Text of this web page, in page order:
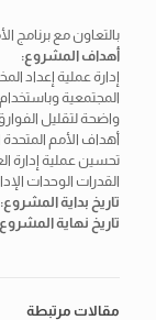
بالتعاون مع برنامج
أهداف المشروع:
إدارة عملية إعداد
المجتمعية
واضحة لتقليل
أهداف الأمم المتحدة
تحسين عملية إدارة
القدرات الوحدات
تاريخ بداية المشروع:
تاريخ نهاية
مقالات مرتبطة